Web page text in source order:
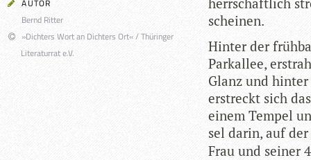
AUTOR
Bernd Ritter
»Dichters Wort an Dichters Ort« / Thüringer
Literaturrat e.V.
scheinen.
Hin­ter der
Park­al­lee,
Glanz und
erstreckt sich
einem Tem­pel
sel darin, auf
Frau und sei­ner